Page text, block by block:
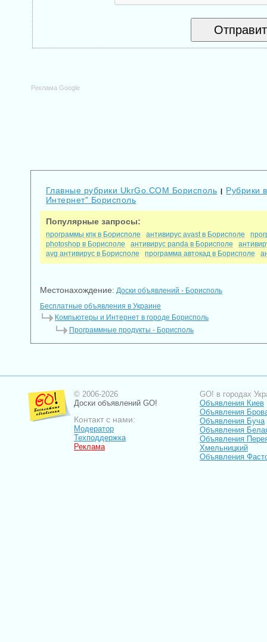
Реклама Google
Главные рубрики UkrGo.COM Борисполь
Рубрики
Интернет" Борисполь
Популярные запросы:
программы кпк в Борисполе антивирус avast в Борисполе
photoshop в Борисполе
антивирус panda в Борисполе
avg антивирус в Борисполе
программа автокад в Борисполе
Местонахождение: Доски объявлений - Борисполь
Бесплатные объявления в Украине
Компьютеры и Интернет в городе Борисполь
Программные продукты - Борисполь
© 2006-2026
Доски объявлений GO!
Контакт с нами:
Модератор
Техподдержка
Реклама
GO! в городах
Объявления Киев
Объявления
Объявления Буча
Объявления
Объявления
Хмельницкий
Объявления